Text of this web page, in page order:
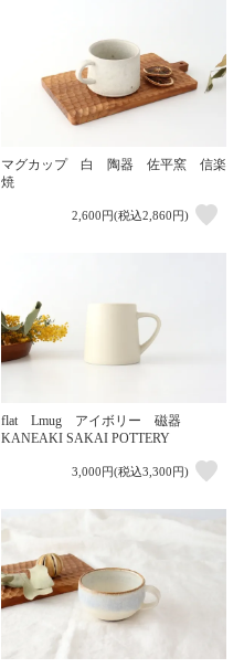
マグカップ 白 陶器 佐平窯 信楽
焼
2,600円(税込2,860円)
flat Lmug アイボリー 磁器
KANEAKI SAKAI POTTERY
3,000円(税込3,300円)